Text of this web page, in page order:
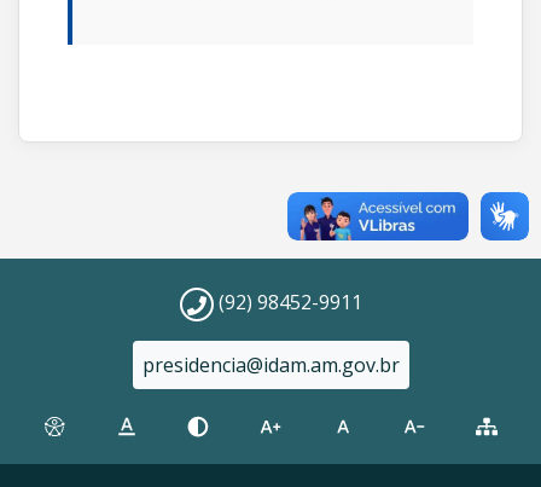
(92) 98452-9911
presidencia@idam.am.gov.br